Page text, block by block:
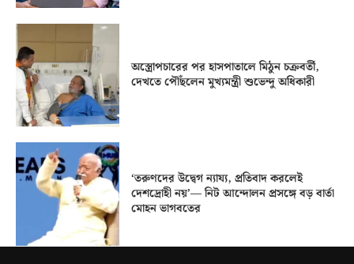
অস্ত্রোপচারের পর হাসপাতালে মিঠুন চক্রবর্তী,
দেখতে পৌঁছলেন মুখ্যমন্ত্রী শুভেন্দু অধিকারী
‘তরুণদের উদ্বেগ ন্যায্য, প্রতিবাদ করলেই
দেশদ্রোহী নয়’— নিট আন্দোলন প্রসঙ্গে বড় বার্তা
মোহন ভাগবতের